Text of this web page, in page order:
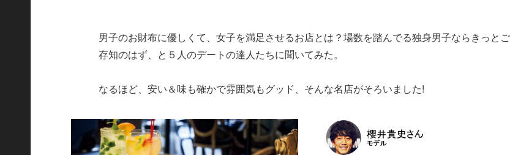
男子のお財布に優しくて、女子を満足させるお店とは？場数を踏んでる独身男子ならきっとご
存知のはず、と５人のデートの達人たちに聞いてみた。
なるほど、安い＆味も確かで雰囲気もグッド、そんな名店がそろいました!